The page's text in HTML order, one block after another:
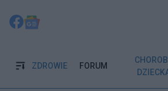
ZDROWIE FORUM